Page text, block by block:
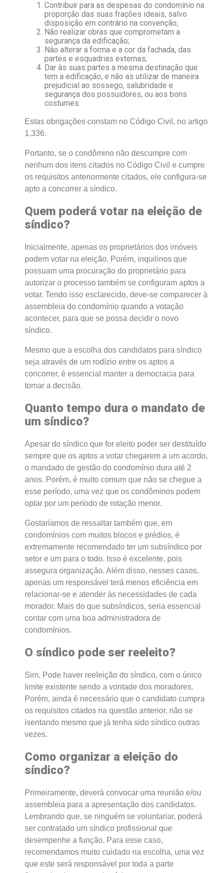
Contribuir para as despesas do condomínio na
proporção das suas frações ideais, salvo
disposição em contrário na convenção;
Não realizar obras que comprometam a
segurança da edificação;
Não alterar a forma e a cor da fachada, das
partes e esquadrias externas;
Dar às suas partes a mesma destinação que
tem a edificação, e não as utilizar de maneira
prejudicial ao sossego, salubridade e
segurança dos possuidores, ou aos bons
costumes.
Estas obrigações constam no Código Civil, no artigo
1.336.
Portanto, se o condômino não descumpre com
nenhum dos itens citados no Código Civil e cumpre
os requisitos anteriormente citados, ele configura-se
apto a concorrer a síndico.
Quem poderá votar na eleição de
síndico?
Inicialmente, apenas os proprietários dos imóveis
podem votar na eleição. Porém, inquilinos que
possuam uma procuração do proprietário para
autorizar o processo também se configuram aptos a
votar. Tendo isso esclarecido, deve-se comparecer à
assembleia do condomínio quando a votação
acontecer, para que se possa decidir o novo
síndico.
Mesmo que a escolha dos candidatos para síndico
seja através de um rodízio entre os aptos a
concorrer, é essencial manter a democracia para
tomar a decisão.
Quanto tempo dura o mandato de
um síndico?
Apesar do síndico que for eleito poder ser destituído
sempre que os aptos a votar chegarem a um acordo,
o mandado de gestão do condomínio dura até 2
anos. Porém, é muito comum que não se chegue a
esse período, uma vez que os condôminos podem
optar por um período de rotação menor.
Gostaríamos de ressaltar também que, em
condomínios com muitos blocos e prédios, é
extremamente recomendado ter um subsíndico por
setor e um para o todo. Isso é excelente, pois
assegura organização. Além disso, nesses casos,
apenas um responsável terá menos eficiência em
relacionar-se e atender às necessidades de cada
morador. Mais do que subsíndicos, seria essencial
contar com uma boa administradora de
condomínios.
O síndico pode ser reeleito?
Sim. Pode haver reeleição do síndico, com o único
limite existente sendo a vontade dos moradores.
Porém, ainda é necessário que o candidato cumpra
os requisitos citados na questão anterior, não se
isentando mesmo que já tenha sido síndico outras
vezes.
Como organizar a eleição do
síndico?
Primeiramente, deverá convocar uma reunião e/ou
assembleia para a apresentação dos candidatos.
Lembrando que, se ninguém se voluntariar, poderá
ser contratado um síndico profissional que
desempenhe a função. Para esse caso,
recomendamos muito cuidado na escolha, uma vez
que este será responsável por toda a parte